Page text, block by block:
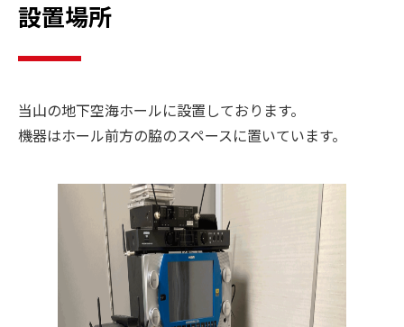
設置場所
当山の地下空海ホールに設置しております。
機器はホール前方の脇のスペースに置いています。